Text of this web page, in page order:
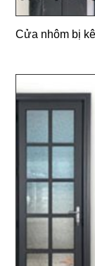
Cửa nhôm bị